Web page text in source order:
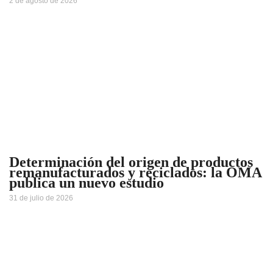
Determinación del origen de productos
remanufacturados y reciclados: la OMA
publica un nuevo estudio
31 de julio de 2026